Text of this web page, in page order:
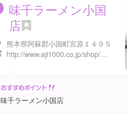
味千ラーメン小国
店
熊本県阿蘇郡小国町宮原１４９５
http://www.aji1000.co.jp/shop/%E5%B0%8F%E5%9B%BD%E5%BA%97/
味千ラーメン小国店